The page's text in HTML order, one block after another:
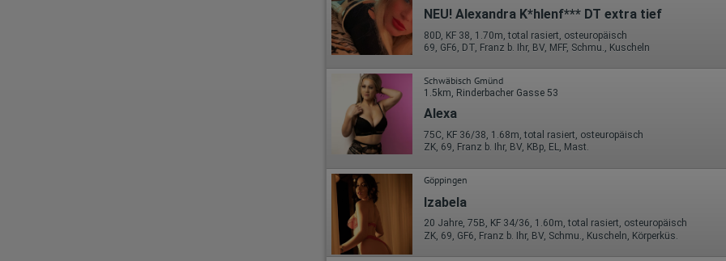
NEU! Alexandra K*hlenf*** DT extra tief
80D, KF 38, 1.70m, total rasiert, osteuropäisch
69, GF6, DT, Franz b. Ihr, BV, MFF, Schmu., Kuscheln
Schwäbisch Gmünd
1.5km, Rinderbacher Gasse 53
Alexa
75C, KF 36/38, 1.68m, total rasiert, osteuropäisch
ZK, 69, Franz b. Ihr, BV, KBp, EL, Mast.
Göppingen
Izabela
20 Jahre, 75B, KF 34/36, 1.60m, total rasiert, osteuropäisch
ZK, 69, GF6, Franz b. Ihr, BV, Schmu., Kuscheln, Körperküs.